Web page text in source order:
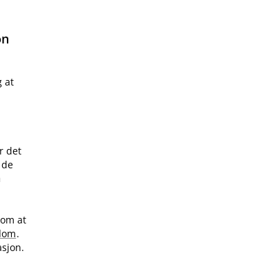
at
det
at
.